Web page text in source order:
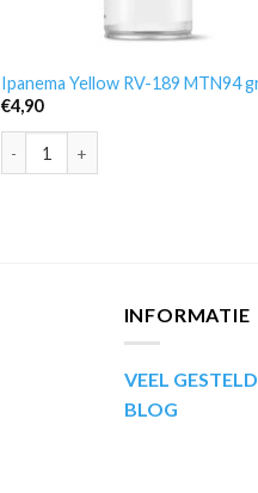
Ipanema Yellow RV-189 MTN94
€4,90
Ipanema Yellow RV-189 MTN94
INFORMATIE
VEEL
BLOG